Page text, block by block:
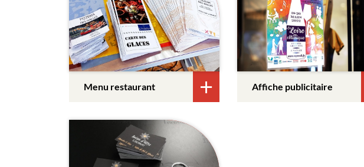
Menu restaurant Affiche publicitaire